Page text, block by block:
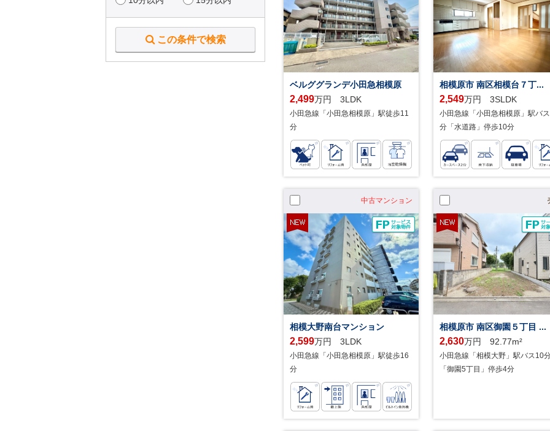
ベルググランデ小田急相模原
2,499万円 3LDK
小田急線「小田急相模原」駅徒歩11
分
相模原市 南区相模台７丁...
2,549万円 3SLDK
小田急線「小田急相模原」駅バ
分「水道路」停歩10分
中古マンション
相模大野南台マンション
2,599万円 3LDK
小田急線「小田急相模原」駅徒歩16
分
相模原市 南区御園５丁目 ...
2,630万円 92.77m²
小田急線「相模大野」駅バス10
「御園5丁目」停歩4分
この条件で検索